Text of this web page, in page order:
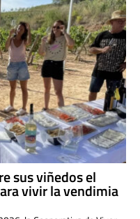
sus viñedos el
vivir la vendimia